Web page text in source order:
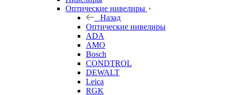
Оптические нивелиры
Назад
Оптические нивелиры
ADA
AMO
Bosch
CONDTROL
DEWALT
Leica
RGK